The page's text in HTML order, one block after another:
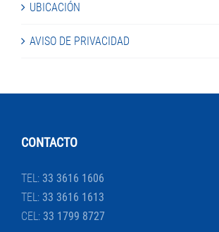
UBICACIÓN
AVISO DE PRIVACIDAD
CONTACTO
TEL: 33 3616 1606
TEL: 33 3616 1613
CEL: 33 1799 8727